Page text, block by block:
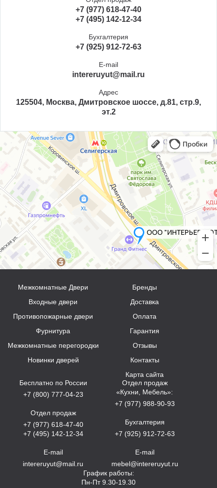
+7 (977) 618-47-40
+7 (495) 142-12-34
Бухгалтерия
+7 (925) 912-72-63
E-mail
intereruyut@mail.ru
Адрес
125504, Москва, Дмитровское шоссе, д.81, стр.9,
эт.2
Межкомнатные Двери
Входные двери
Противопожарные двери
Фурнитура
Межкомнатные перегородки
Новинки дверей
Бренды
Доставка
Оплата
Гарантия
Отзывы
Контакты
Карта сайта
Бесплатно по России
+7 (800) 777-04-23
Отдел продаж
+7 (977) 618-47-40
+7 (495) 142-12-34
E-mail
intereruyut@mail.ru
Отдел продаж
«Кухни, Мебель»:
+7 (977) 988-90-93
Бухгалтерия
+7 (925) 912-72-63
E-mail
mebel@intereruyut.ru
График работы:
Пн-Пт 9.30-19.30